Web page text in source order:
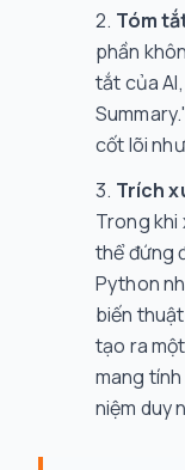
Tóm
phần
tắt của
cốt lõi
Trích
Trong khi
thể đứng
Python
biến
tạo ra
mang
niệm duy